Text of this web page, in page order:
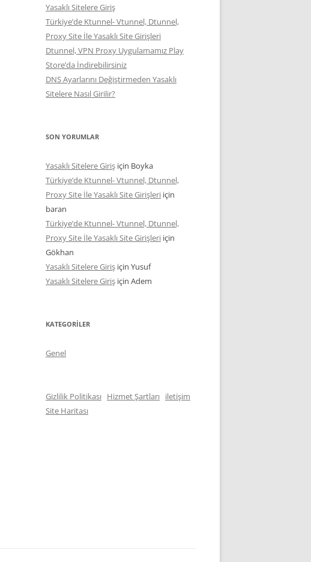
Yasaklı Sitelere Giriş
Türkiye’de Ktunnel- Vtunnel, Dtunnel,
Proxy Site İle Yasaklı Site Girişleri
Dtunnel, VPN Proxy Uygulamamız Play
Store’da İndirebilirsiniz
DNS Ayarlarını Değiştirmeden Yasaklı
Sitelere Nasıl Girilir?
SON YORUMLAR
Yasaklı Sitelere Giriş için Boyka
Türkiye’de Ktunnel- Vtunnel, Dtunnel,
Proxy Site İle Yasaklı Site Girişleri için
baran
Türkiye’de Ktunnel- Vtunnel, Dtunnel,
Proxy Site İle Yasaklı Site Girişleri için
Gökhan
Yasaklı Sitelere Giriş için Yusuf
Yasaklı Sitelere Giriş için Adem
KATEGORILER
Genel
Gizlilik Politikası Hizmet Şartları iletişim
Site Haritası